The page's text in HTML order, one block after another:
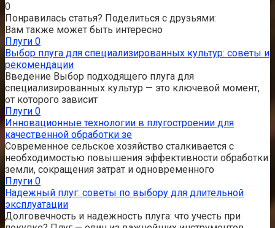
0
Понравилась статья? Поделиться с друзьями:
Вам также может быть интересно
Плуги 0
Выбор плуга для специализированных культур: советы и
рекомендации
Введение Выбор подходящего плуга для
специализированных культур — это ключевой момент,
от которого зависит
Плуги 0
Инновационные технологии в плугостроении для
качественной обработки зе
Современное сельское хозяйство сталкивается с
необходимостью повышения эффективности обработки
земли, сокращения затрат и одновременного
Плуги 0
Надежный плуг: советы по выбору для длительной
эксплуатации
Долговечность и надежность плуга: что учесть при